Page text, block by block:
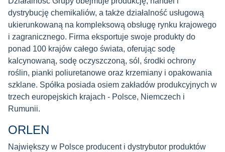
dystrybucję chemikaliów, a także działalność usługową
ukierunkowaną na kompleksową obsługę rynku krajowego
i zagranicznego. Firma eksportuje swoje produkty do
ponad 100 krajów całego świata, oferując sodę
kalcynowaną, sodę oczyszczoną, sól, środki ochrony
roślin, pianki poliuretanowe oraz krzemiany i opakowania
szklane. Spółka posiada osiem zakładów produkcyjnych w
trzech europejskich krajach - Polsce, Niemczech i
Rumunii.
ORLEN
Największy w Polsce producent i dystrybutor produktów